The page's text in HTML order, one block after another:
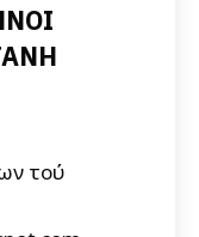
τού